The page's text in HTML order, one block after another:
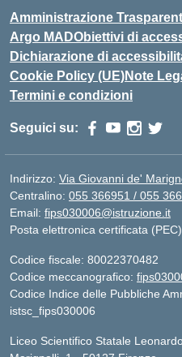
Amministrazione
Argo MADObiettivi di
Dichiarazione di
Cookie Policy (UE)Note
Termini e condizioni
Seguici su:
Indirizzo: Via Giovanni de'
Centralino: 055 366951 / 055
Email: fips030006@istruzione.it
Posta elettronica certificata
Codice fiscale: 80022370482
Codice meccanografico:
Codice Indice delle Pubbliche
istsc_fips030006
Liceo Scientifico Statale